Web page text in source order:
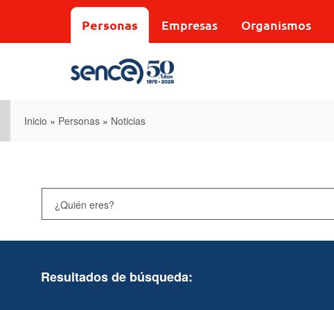
Personas Empresas Organismos
Inicio » Personas » Noticias
Resultados de búsqueda: